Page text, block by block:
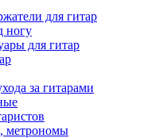
для гитар
ногу
для гитар
за гитарами
метрономы